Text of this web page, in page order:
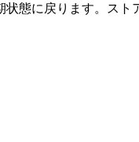
態に戻ります。スト